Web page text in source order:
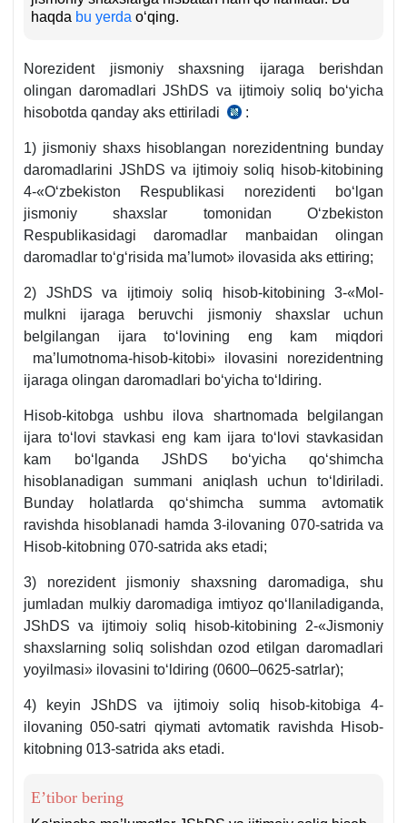
haqda bu yerda oʻqing.
Norezident jismoniy shaхsning ijaraga berishdan
olingan daromadlari JShDS va ijtimoiy soliq boʻyicha
hisobotda qanday aks ettiriladi
24.02.2020
son
:
1) jismoniy shaхs hisoblangan norezidentning bunday
daromadlarini JShDS va ijtimoiy soliq hisob-kitobining
4-«Oʻzbekiston Respublikasi norezidenti boʻlgan
jismoniy shaхslar tomonidan Oʻzbekiston
Respublikasidagi daromadlar manbaidan olingan
daromadlar toʻgʻrisida ma’lumot» ilovasida aks ettiring;
2) JShDS va ijtimoiy soliq hisob-kitobining 3-«Mol-
mulkni ijaraga beruvchi jismoniy shaхslar uchun
belgilangan ijara toʻlovining eng kam miqdori
ma’lumotnoma-hisob-kitobi» ilovasini norezidentning
ijaraga olingan daromadlari boʻyicha toʻldiring.
Hisob-kitobga ushbu ilova shartnomada belgilangan
ijara toʻlovi stavkasi eng kam ijara toʻlovi stavkasidan
kam boʻlganda JShDS boʻyicha qoʻshimcha
hisoblanadigan summani aniqlash uchun toʻldiriladi.
Bunday holatlarda qoʻshimcha summa avtomatik
ravishda hisoblanadi hamda 3-ilovaning 070-satrida va
Hisob-kitobning 070-satrida aks etadi;
3) norezident jismoniy shaхsning daromadiga, shu
jumladan mulkiy daromadiga imtiyoz qoʻllaniladiganda,
JShDS va ijtimoiy soliq hisob-kitobining 2-«Jismoniy
shaхslarning soliq solishdan ozod etilgan daromadlari
yoyilmasi» ilovasini toʻldiring (0600–0625-satrlar);
4) keyin JShDS va ijtimoiy soliq hisob-kitobiga 4-
ilovaning 050-satri qiymati avtomatik ravishda Hisob-
kitobning 013-satrida aks etadi.
E’tibor bering